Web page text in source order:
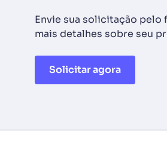
Envie sua solicitação
mais detalhes sobre seu
Solicitar agora